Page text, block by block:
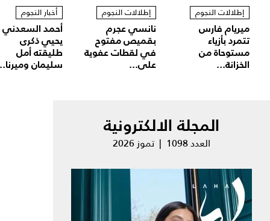
إطلالات النجوم
ميريام فارس
تتمرد بأزياء
مستوحاة من
الخزانة...
إطلالات النجوم
نانسي عجرم
بقميص مفتوح
في لقطات عفوية
على...
أخبار النجوم
أحمد السعدني
يحيي ذكرى
طليقته أمل
سليمان
المجلة الالكترونية
العدد 1098 | تموز 2026